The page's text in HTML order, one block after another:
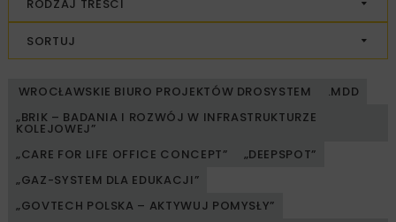
RODZAJ TREŚCI
SORTUJ
WROCŁAWSKIE BIURO PROJEKTÓW DROSYSTEM
.MDD
„BRIK – BADANIA I ROZWÓJ W INFRASTRUKTURZE
KOLEJOWEJ”
„CARE FOR LIFE OFFICE CONCEPT”
„DEEPSPOT”
„GAZ-SYSTEM DLA EDUKACJI”
„GOVTECH POLSKA – AKTYWUJ POMYSŁY”